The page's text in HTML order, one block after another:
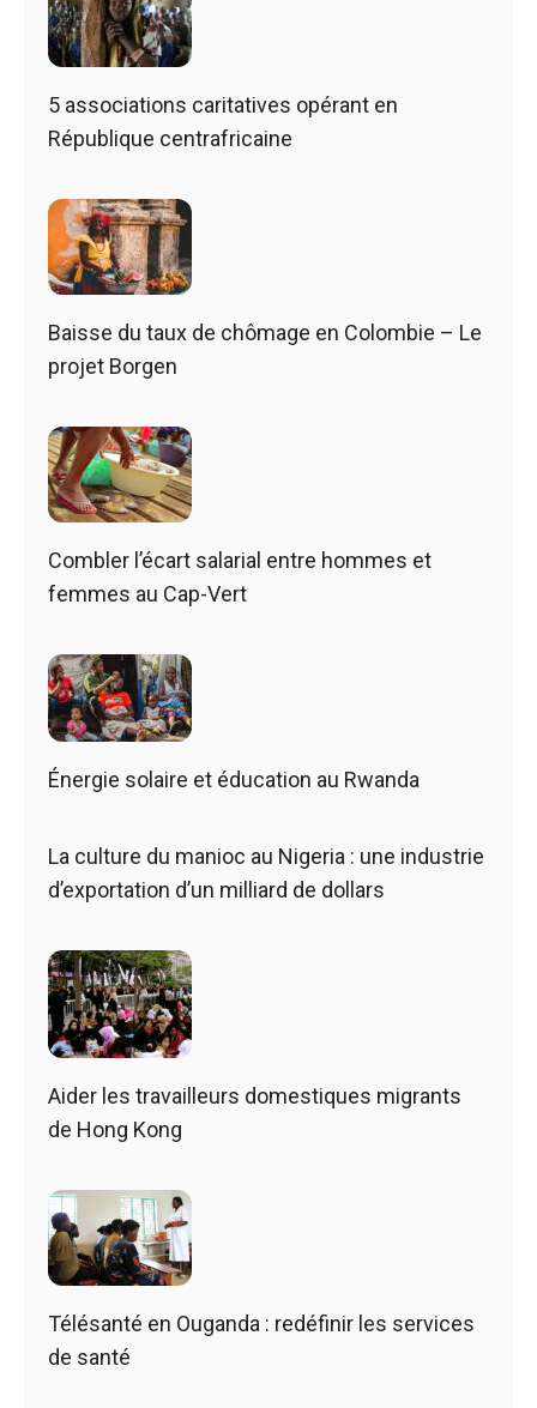
5 associations caritatives opérant en
République centrafricaine
Baisse du taux de chômage en Colombie – Le
projet Borgen
Combler l’écart salarial entre hommes et
femmes au Cap-Vert
Énergie solaire et éducation au Rwanda
La culture du manioc au Nigeria : une industrie
d’exportation d’un milliard de dollars
Aider les travailleurs domestiques migrants
de Hong Kong
Télésanté en Ouganda : redéfinir les services
de santé